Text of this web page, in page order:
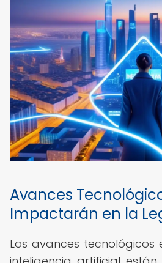
Avances
Impactarán en la
Los avances